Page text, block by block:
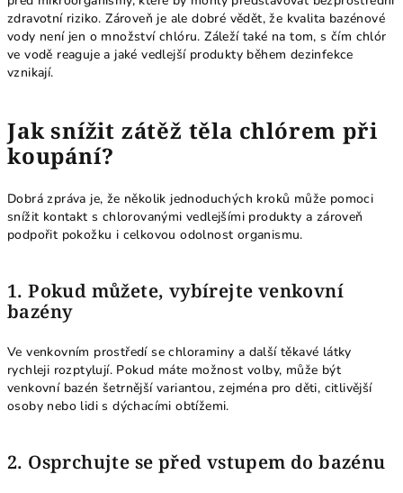
zdravotní riziko. Zároveň je ale dobré vědět, že kvalita bazénové
vody není jen o množství chlóru. Záleží také na tom, s čím chlór
ve vodě reaguje a jaké vedlejší produkty během dezinfekce
vznikají.
Jak snížit zátěž těla chlórem při
koupání?
Dobrá zpráva je, že několik jednoduchých kroků může pomoci
snížit kontakt s chlorovanými vedlejšími produkty a zároveň
podpořit pokožku i celkovou odolnost organismu.
1. Pokud můžete, vybírejte venkovní
bazény
Ve venkovním prostředí se chloraminy a další těkavé látky
rychleji rozptylují. Pokud máte možnost volby, může být
venkovní bazén šetrnější variantou, zejména pro děti, citlivější
osoby nebo lidi s dýchacími obtížemi.
2. Osprchujte se před vstupem do bazénu